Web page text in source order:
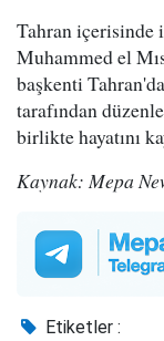
Tahran içerisinde
Muhammed el
başkenti
tarafından
birlikte hayatını
Kaynak: Mepa
Etiketler :